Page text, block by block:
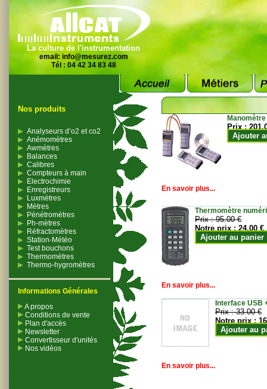
La culture de l'instrumentation
email: info@mesurez.com
Tél : 04 42 34 83 48
Nos produits
Analyseurs d’o2 et co2
Anémomètres
Awmètres
Balances
Calibres
Compteurs à main
Electrochimie
Enregistreurs
Luxmètres
Mètres
Pénétromètres
Ph-mètres
Réfractomètres
Station-Météo
Test bouchons
Thermomètres
Thermo-hygromètres
Informations Générales
A propos
Conditions de vente
Plan d'accès
Newsletter
Convertisseur d'unités
Nos vidéos
Prix :
Ajouter
En savoir plus...
Thermomètre
Prix :95.00 €
Notre prix :24.00 €
Ajouter au panier
En savoir plus...
Interface USB
Prix :33.00 €
Notre prix :
Ajouter au
En savoir plus...